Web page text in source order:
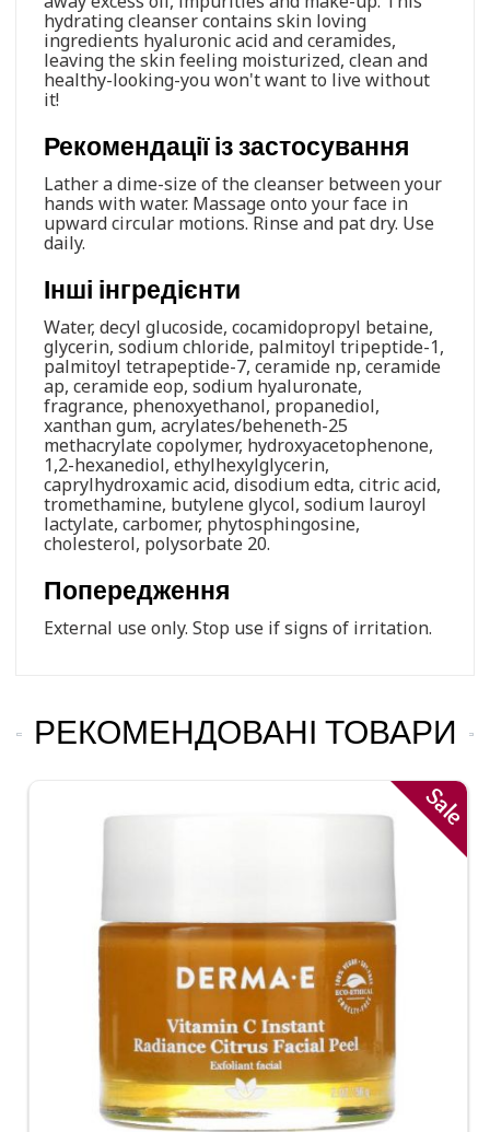
hydrating cleanser contains skin loving
ingredients hyaluronic acid and ceramides,
leaving the skin feeling moisturized, clean and
healthy-looking-you won't want to live without
it!
Рекомендації із застосування
Lather a dime-size of the cleanser between your
hands with water. Massage onto your face in
upward circular motions. Rinse and pat dry. Use
daily.
Інші інгредієнти
Water, decyl glucoside, cocamidopropyl betaine,
glycerin, sodium chloride, palmitoyl tripeptide-1,
palmitoyl tetrapeptide-7, ceramide np, ceramide
ap, ceramide eop, sodium hyaluronate,
fragrance, phenoxyethanol, propanediol,
xanthan gum, acrylates/beheneth-25
methacrylate copolymer, hydroxyacetophenone,
1,2-hexanediol, ethylhexylglycerin,
caprylhydroxamic acid, disodium edta, citric acid,
tromethamine, butylene glycol, sodium lauroyl
lactylate, carbomer, phytosphingosine,
cholesterol, polysorbate 20.
Попередження
External use only. Stop use if signs of irritation.
РЕКОМЕНДОВАНІ ТОВАРИ
Sale